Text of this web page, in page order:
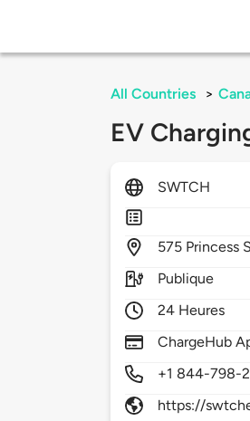
All Countries >
EV
SWTCH
575 Princess
Publique
24 Heures
ChargeHub
+1 844-798-
https://